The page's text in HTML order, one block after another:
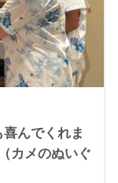
んでくれま
カメのぬいぐ